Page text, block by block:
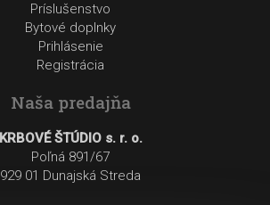
Príslušenstvo
Bytové doplnky
Prihlásenie
Registrácia
Naša predajňa
KRBOVÉ ŠTÚDIO s. r. o.
Poľná 891/67
929 01 Dunajská Streda